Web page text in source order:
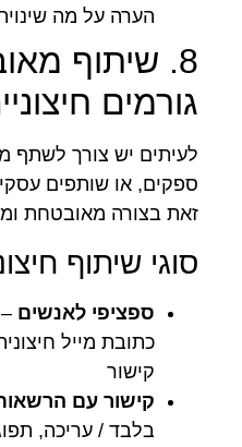
הערה על מה
8. שיתוף
גורמים
לעיתים יש צורך לשתף
זאת בצורה מאובטחת
סוגי שיתוף
ספציפי לאנשים
כתובת מייל
קישור
קישור עם
בלבד / עריכה,